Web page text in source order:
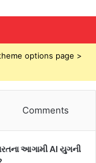
options page >
Comments
આગામી AI યુગની